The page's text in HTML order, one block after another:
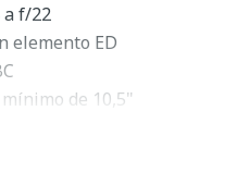
a f/22
elemento ED
de 10,5"
9 lamas